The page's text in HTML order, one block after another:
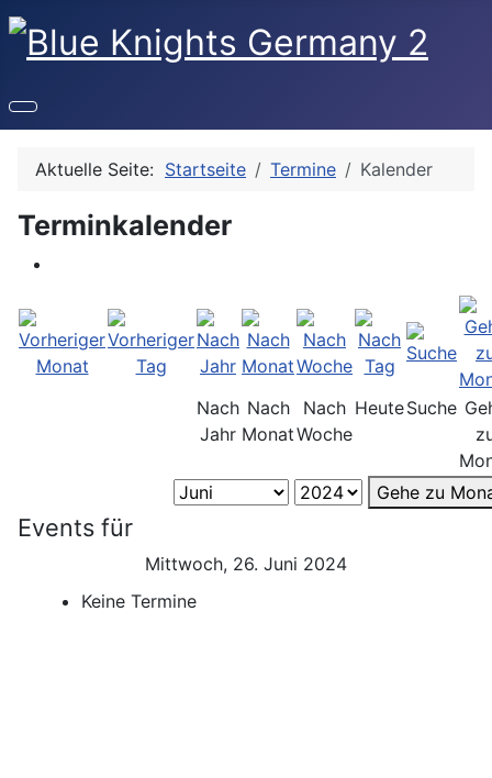
Aktuelle Seite: Startseite Termine Kalender
Terminkalender
Nach
Jahr
Nach
Monat
Nach
Woche
HeuteSuche
Gehe zu
Events für
Mittwoch, 26. Juni 2024
Keine Termine